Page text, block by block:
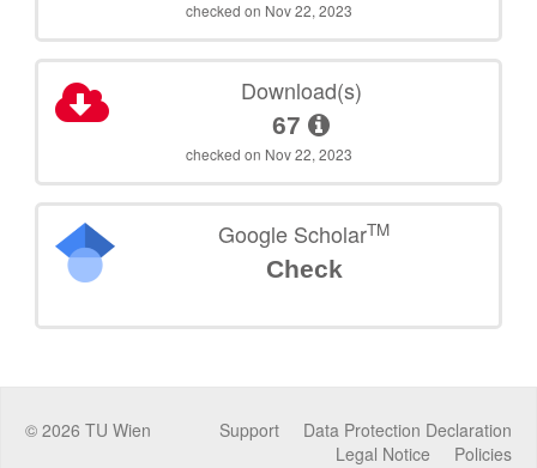
checked on Nov 22, 2023
Download(s)
67
checked on Nov 22, 2023
Google ScholarTM
Check
© 2026 TU Wien Data Protection Declaration
Support
Policies
Legal Notice